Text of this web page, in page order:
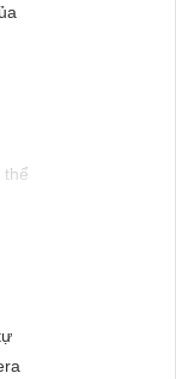
thể